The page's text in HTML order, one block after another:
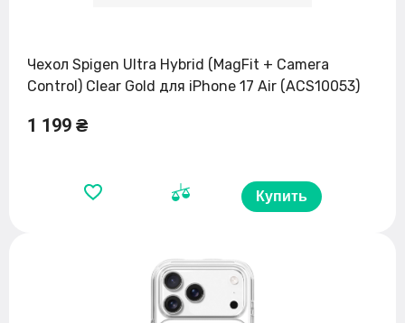
Чехол Spigen Ultra Hybrid (MagFit + Camera
Control) Clear Gold для iPhone 17 Air (ACS10053)
1 199 ₴
Купить